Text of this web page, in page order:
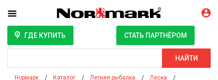
ГДЕ КУПИТЬ СТАТЬ ПАРТНЁРОМ
НАЙТИ
Нормарк Каталог Летняя рыбалка
Леска